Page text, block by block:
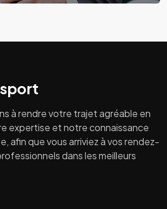
à rendre votre trajet agréable en
expertise et notre connaissance
afin que vous arriviez à vos rendez-
dans les meilleurs